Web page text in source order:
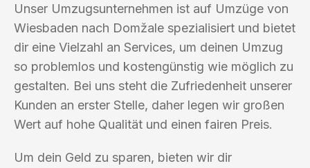
Unser Umzugsunternehmen ist auf Umzüge von
Wiesbaden nach Domžale spezialisiert und bietet
dir eine Vielzahl an Services, um deinen Umzug
so problemlos und kostengünstig wie möglich zu
gestalten. Bei uns steht die Zufriedenheit unserer
Kunden an erster Stelle, daher legen wir großen
Wert auf hohe Qualität und einen fairen Preis.
Um dein Geld zu sparen, bieten wir dir